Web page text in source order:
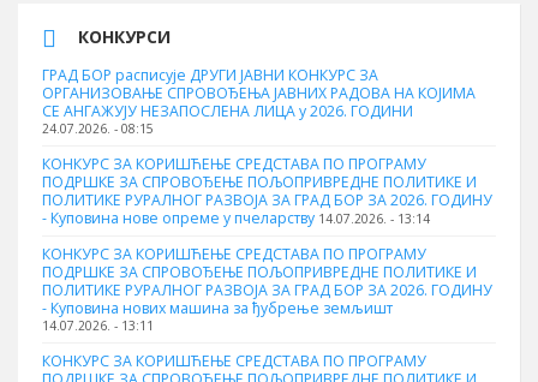
КОНКУРСИ
ГРАД БОР расписује ДРУГИ ЈАВНИ КОНКУРС ЗА
ОРГАНИЗОВАЊЕ СПРОВОЂЕЊА ЈАВНИХ РАДОВА НА КОЈИМА
СЕ АНГАЖУЈУ НЕЗАПОСЛЕНА ЛИЦА у 2026. ГОДИНИ
24.07.2026. - 08:15
КОНКУРС ЗА КОРИШЋЕЊЕ СРЕДСТАВА ПО ПРОГРАМУ
ПОДРШКЕ ЗА СПРОВОЂЕЊЕ ПОЉОПРИВРЕДНЕ ПОЛИТИКЕ И
ПОЛИТИКЕ РУРАЛНОГ РАЗВОЈА ЗА ГРАД БОР ЗА 2026. ГОДИНУ
- Куповина нове опреме у пчеларству 14.07.2026. - 13:14
КОНКУРС ЗА КОРИШЋЕЊЕ СРЕДСТАВА ПО ПРОГРАМУ
ПОДРШКЕ ЗА СПРОВОЂЕЊЕ ПОЉОПРИВРЕДНЕ ПОЛИТИКЕ И
ПОЛИТИКЕ РУРАЛНОГ РАЗВОЈА ЗА ГРАД БОР ЗА 2026. ГОДИНУ
- Куповина нових машина за ђубрење земљишт
14.07.2026. - 13:11
КОНКУРС ЗА КОРИШЋЕЊЕ СРЕДСТАВА ПО ПРОГРАМУ